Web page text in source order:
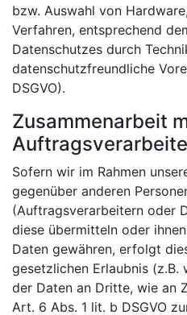
bzw. Auswahl von
Verfahren, entsprechend
Datenschutzes durch
datenschutzfreundliche
DSGVO).
Zusammenarbeit
Sofern wir im Rahmen
gegenüber anderen
(Auftragsverarbeitern oder
diese übermitteln oder
Daten gewähren, erfolgt
gesetzlichen Erlaubnis (z.B.
der Daten an Dritte, wie an
Art. 6 Abs. 1 lit. b DSGVO